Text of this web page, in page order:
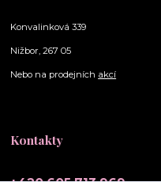
Konvalinková 339
Nižbor, 267 05
Nebo na prodejních akcí
Kontakty